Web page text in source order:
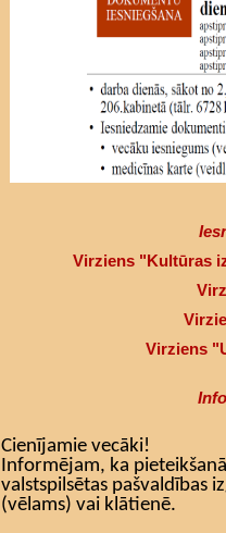
Virziens "Kultūras
Virziens
Cienījamie vecāki!
Informējam, ka
valstspilsētas pašvaldības
(vēlams) vai klātienē.